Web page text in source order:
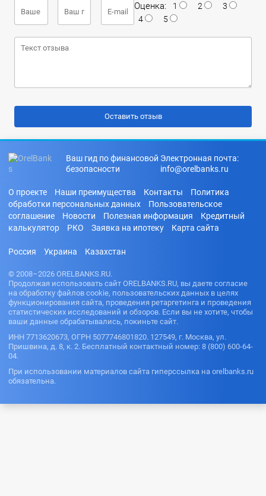
Оценка: 1 2
3
4
5
Ваш гид по финансовой
безопасности
Электронная почта:
info@orelbanks.ru
О проекте Наши преимущества Контакты
Политика
обработки персональных данных
Пользовательское
соглашение
Новости Полезная информация
Кредитный
калькулятор
РКО Заявка на ипотеку Карта сайта
Россия Украина Казахстан
© 2008–2026 ORELBANKS.RU.
Продолжая использовать сайт ORELBANKS.RU, вы даете согласие
на обработку файлов cookie, пользовательских данных в целях
функционирования сайта, проведения ретаргетинга и проведения
статистических исследований и обзоров. Если вы не хотите, чтобы
ваши данные обрабатывались, покиньте сайт.
ИНН 7713620673, ОГРН 5077746801820. 127549, г. Москва, ул.
Пришвина, д. 8, к. 2. Бесплатный контактный номер: 8 (800) 600-64-
04.
При использовании материалов сайта гиперссылка на orelbanks.ru
обязательна.